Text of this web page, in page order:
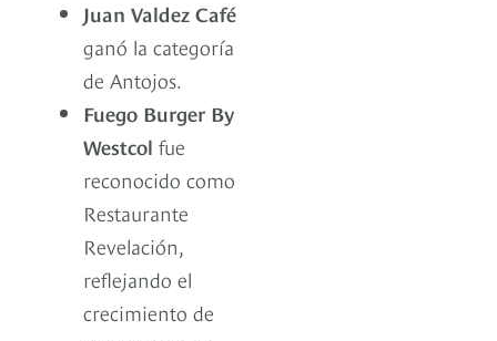
Juan Valdez Café
ganó la categoría
de Antojos.
Fuego Burger By
Westcol fue
reconocido como
Restaurante
Revelación,
reflejando el
crecimiento de